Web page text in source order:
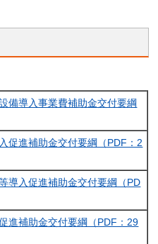
備導入事業費補助金交付要綱
促進補助金交付要綱（PDF：2
導入促進補助金交付要綱（PD
進補助金交付要綱（PDF：29